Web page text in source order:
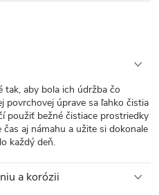
tak, aby bola ich údržba čo
povrchovej úprave sa ľahko čistia
použiť bežné čistiace prostriedky
aj námahu a užite si dokonale
každý deň.
a korózii